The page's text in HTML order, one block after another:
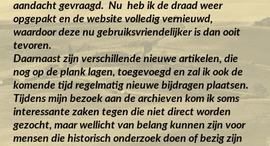
aandacht gevraagd. Nu heb ik de draad weer
opgepakt en de website volledig vernieuwd,
waardoor deze nu gebruiksvriendelijker is dan ooit
tevoren.
Daarnaast zijn verschillende nieuwe artikelen, die
nog op de plank lagen, toegevoegd en zal ik ook de
komende tijd regelmatig nieuwe bijdragen plaatsen.
Tijdens mijn bezoek aan de archieven kom ik soms
interessante zaken tegen die niet direct worden
gezocht, maar wellicht van belang kunnen zijn voor
mensen die historisch onderzoek doen of bezig zijn